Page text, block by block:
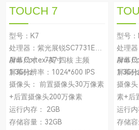
TOUCH 7
型号：K7
处理器：紫光展锐SC7731E
Arm Cortex-A7 四核 主频
1.3GHz
屏幕尺寸：7英寸
屏幕分辨率：1024*600 IPS
摄像头： 前置摄像头30万像素
+后置摄像头200万像素
运行内存： 2GB
存储容量：32GB
型号
处理
Arm
屏幕
屏幕
摄像
素+后
运行
存储